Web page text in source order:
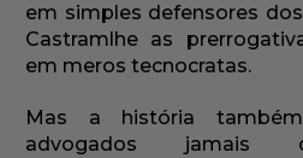
em simples defensores
Castramlhe as
em meros tecnocratas.
Mas a história
advogados jamais